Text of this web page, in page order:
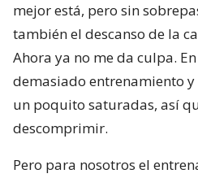
mejor está, pero sin
también el descanso de la
Ahora ya no me da culpa.
demasiado entrenamiento
un poquito saturadas, así
descomprimir.
Pero para nosotros el